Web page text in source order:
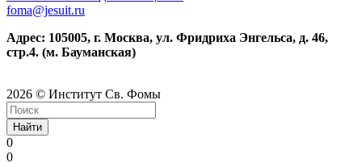
foma@jesuit.ru
Адрес: 105005, г. Москва, ул. Фридриха Энгельса, д. 46,
стр.4. (м. Бауманская)
2026 © Институт Св. Фомы
Найти
0
0